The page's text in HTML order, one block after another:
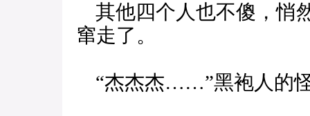
其他四个人也不傻，悄
窜走了。
“杰杰杰……”黑袍人的